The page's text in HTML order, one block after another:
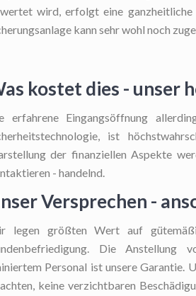
wird, erfolgt eine ganzheitliche
kann sehr wohl noch
kostet dies - unser
erfahrene Eingangsöffnung
ist
der finanziellen Aspekte
- handelnd.
Versprechen -
legen größten Wert auf
Die Anstellung
Personal ist unsere Garantie.
keine verzichtbaren